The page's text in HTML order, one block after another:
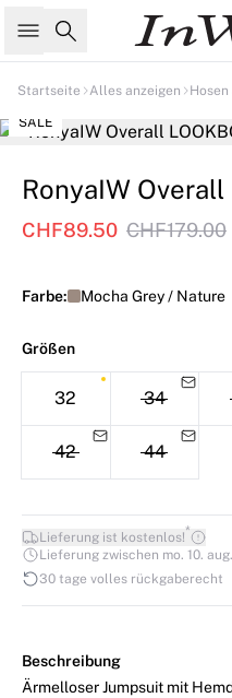
Suche
Startseite Alles anzeigen
SALE
RonyaIW Overall
CHF89.50 CHF179.00
Farbe: Mocha Grey / Nature
Größen
32 34
42 44
Lieferung ist kostenlos!*
Lieferung zwischen mo. 10. aug.
30 tage volles rückgaberecht
Beschreibung
Ärmelloser Jumpsuit mit